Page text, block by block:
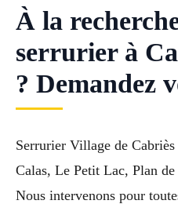
À la
serrurier à
? Demandez
Serrurier Village de
Calas, Le Petit Lac, Plan
Nous intervenons pour